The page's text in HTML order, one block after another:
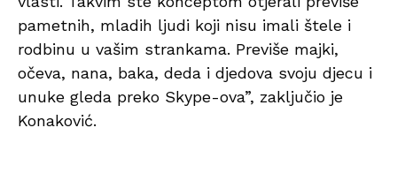
pametnih, mladih ljudi koji nisu imali štele i
rodbinu u vašim strankama. Previše majki,
očeva, nana, baka, deda i djedova svoju djecu i
unuke gleda preko Skype-ova”, zaključio je
Konaković.